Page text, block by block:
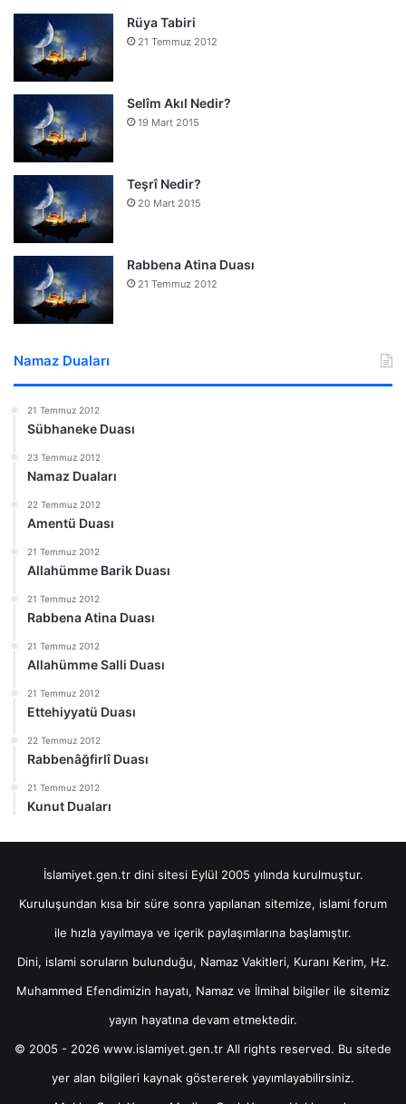
Rüya Tabiri
21 Temmuz 2012
Selîm Akıl Nedir?
19 Mart 2015
Teşrî Nedir?
20 Mart 2015
Rabbena Atina Duası
21 Temmuz 2012
Namaz Duaları
21 Temmuz 2012
Sübhaneke Duası
23 Temmuz 2012
Namaz Duaları
22 Temmuz 2012
Amentü Duası
21 Temmuz 2012
Allahümme Barik Duası
21 Temmuz 2012
Rabbena Atina Duası
21 Temmuz 2012
Allahümme Salli Duası
21 Temmuz 2012
Ettehiyyatü Duası
22 Temmuz 2012
Rabbenâğfirlî Duası
21 Temmuz 2012
Kunut Duaları
İslamiyet.gen.tr dini sitesi Eylül 2005 yılında kurulmuştur.
Kuruluşundan kısa bir süre sonra yapılanan sitemize, islami forum
ile hızla yayılmaya ve içerik paylaşımlarına başlamıştır.
Dini, islami soruların bulunduğu, Namaz Vakitleri, Kuranı Kerim, Hz.
Muhammed Efendimizin hayatı, Namaz ve İlmihal bilgiler ile sitemiz
yayın hayatına devam etmektedir.
© 2005 - 2026 www.islamiyet.gen.tr All rights reserved. Bu sitede
yer alan bilgileri kaynak göstererek yayımlayabilirsiniz.